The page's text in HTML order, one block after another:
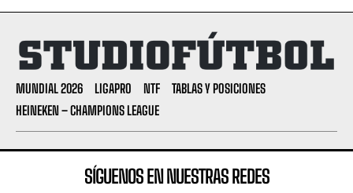
MUNDIAL 2026 LIGAPRO NTF
TABLAS Y POSICIONES
HEINEKEN – CHAMPIONS LEAGUE
SÍGUENOS EN NUESTRAS REDES